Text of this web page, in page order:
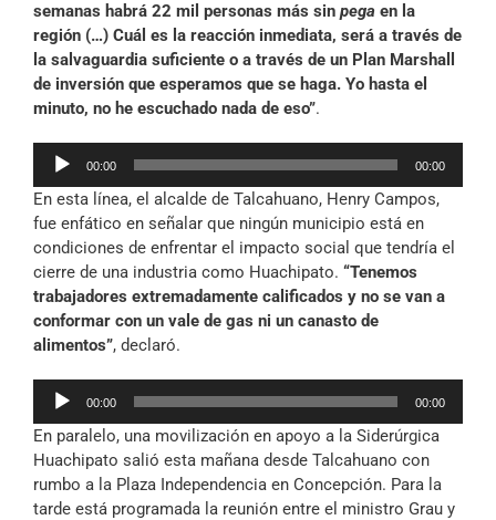
semanas habrá 22 mil personas más sin pega en la
región (…) Cuál es la reacción inmediata, será a través de
la salvaguardia suficiente o a través de un Plan Marshall
de inversión que esperamos que se haga. Yo hasta el
minuto, no he escuchado nada de eso”.
Reproductor
audio
00:00 00:00
En esta línea, el alcalde de Talcahuano, Henry Campos,
fue enfático en señalar que ningún municipio está en
condiciones de enfrentar el impacto social que tendría el
cierre de una industria como Huachipato. “Tenemos
trabajadores extremadamente calificados y no se van a
conformar con un vale de gas ni un canasto de
alimentos”, declaró.
Reproductor
audio
00:00 00:00
En paralelo, una movilización en apoyo a la Siderúrgica
Huachipato salió esta mañana desde Talcahuano con
rumbo a la Plaza Independencia en Concepción. Para la
tarde está programada la reunión entre el ministro Grau y